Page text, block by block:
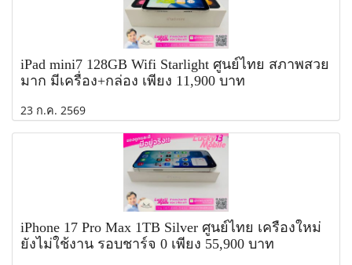
iPad mini7 128GB Wifi Starlight ศูนย์ไทย สภาพสวย
มาก มีเครื่อง+กล่อง เพียง 11,900 บาท
23 ก.ค. 2569
iPhone 17 Pro Max 1TB Silver ศูนย์ไทย เครื่องใหม่
ยังไม่ใช้งาน รอบชาร์จ 0 เพียง 55,900 บาท